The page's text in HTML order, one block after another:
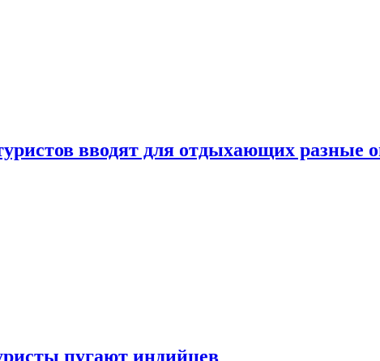
вводят для отдыхающих разные
пугают индийцев